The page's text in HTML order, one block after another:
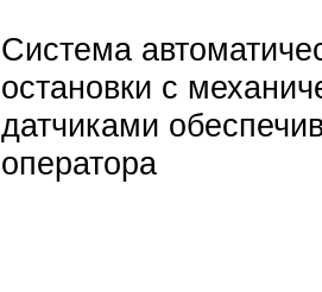
Система
остановки с
датчиками
оператора